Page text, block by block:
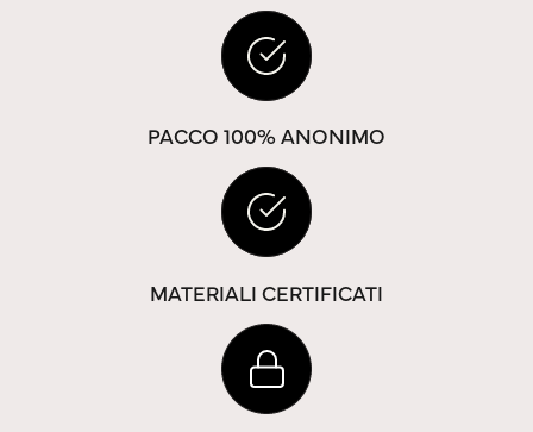
PACCO 100% ANONIMO
MATERIALI CERTIFICATI